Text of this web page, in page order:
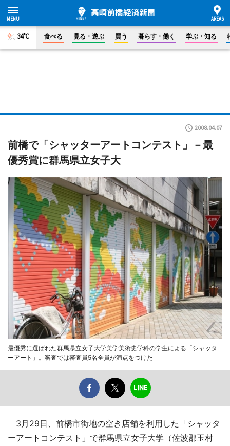
34°C 食べる 見る・遊ぶ 買う 暮らす・働く 学ぶ・知る
2008.04.07
前橋で「シャッターアートコンテスト」－最
優秀賞に群馬県立女子大
最優秀に選ばれた群馬県立女子大学美学美術史学科の学生による「シャッタ
ーアート」。審査では審査員5名全員が満点をつけた
3月29日、前橋市街地の空き店舗を利用した「シャッタ
ーアートコンテスト」で群馬県立女子大学（佐波郡玉村